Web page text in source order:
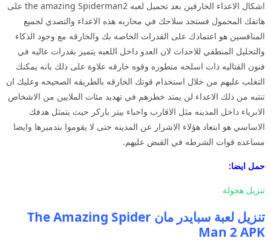
اشكال الاعداء الخارقين بعد تحميل لعبه the amazing Spiderman2 على
هاتفك المحمول فستجد سلاحك في محاربه هذه الاعداء والتصدي لجميع
المنافسين هو اعتمادك على القدرات الخاصه بك والخارقه مع وجود الذكاء
والتحليل المنطقي للاحداث لان العدو داخل اللعبه يتميز بقدرات عاليه في
فنون القتاليه ذات اسلحه متطوره وقوه خارقه علاوة على ذلك بانه يمكنك
التغلب عليهم من خلال استخدام قوتك الخارقه بالطريقه الصحيحه وعليك ان
تنتبه من ذلك الاعداء لن يمتد خطرهم في تهديد مئات الملايين من الاشخاص
الابرياء داخل المدينه مثل الاقارب واحباء بيتر باركر حيث يتمثل هدفك
الاساسي هو ابتعاد هؤلاء الاشرار عن المدينه حتى لا يقوموا بتدميرها وايضا
مساعده قوات الشرطه في القبض عليهم.
حمل ايضا:
تنزيل هجولة
تنزيل لعبة سبايدر مان The Amazing Spider
Man 2 APK